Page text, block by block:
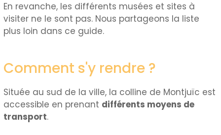
En revanche, les différents musées et sites à
visiter ne le sont pas. Nous partageons la liste
plus loin dans ce guide.
Comment s'y rendre ?
Située au sud de la ville, la colline de Montjuïc est
accessible en prenant différents moyens de
transport.